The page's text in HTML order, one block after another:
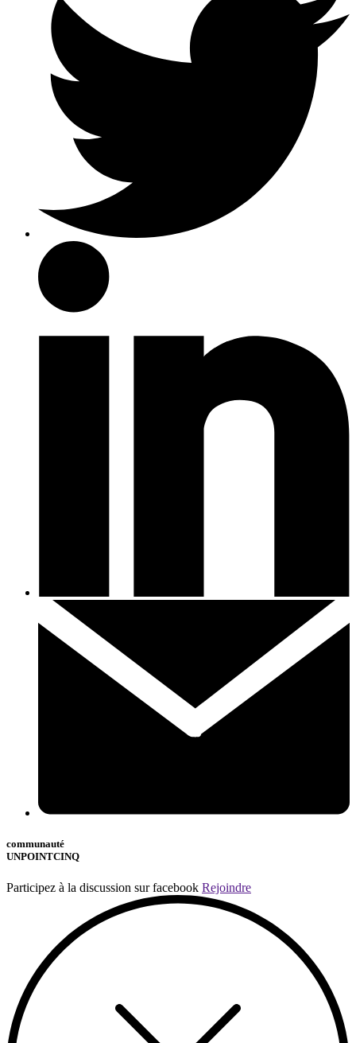
communauté
UNPOINTCINQ
Participez à la discussion sur facebook Rejoindre